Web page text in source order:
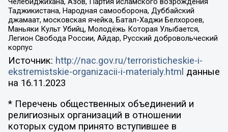
Таджикистана, Народная самооборона, Дуббайский
джамаат, московская ячейка, Батал-Хаджи Белхороев,
Маньяки Культ Убийц, Молодёжь Которая Улыбается,
Легион Свобода России, Айдар, Русский добровольческий
корпус
Источник: http://nac.gov.ru/terroristicheskie-i-
ekstremistskie-organizacii-i-materialy.html данные
на 16.11.2023
* Перечень общественных объединений и
религиозных организаций в отношении
которых судом принято вступившее в